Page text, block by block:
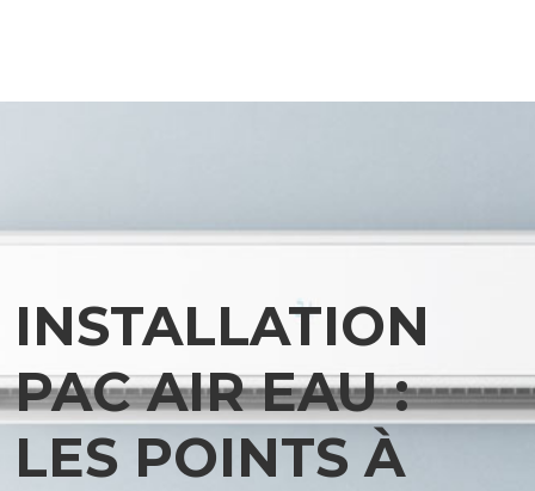
INSTALLATION
PAC AIR EAU :
LES POINTS À